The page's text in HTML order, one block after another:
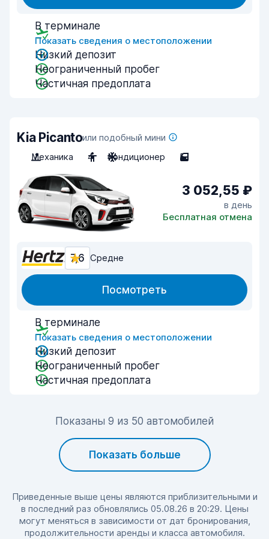
В терминале
Показать сведения о местоположении
Низкий депозит
Неограниченный пробег
Частичная предоплата
Kia Picantoили подобный мини
Механика
4 Кондиционер 5
3 052,55 ₽
в день
Бесплатная отмена
7,6 Средне
Посмотреть
В терминале
Показать сведения о местоположении
Низкий депозит
Неограниченный пробег
Частичная предоплата
Показаны 9 из 50 автомобилей
Показать больше
Приведенные выше цены являются приблизительными и
в последний раз обновлялись 05.08.26 в 20:29. Цены
могут меняться в зависимости от дат бронирования,
продолжительности аренды и класса автомобиля.